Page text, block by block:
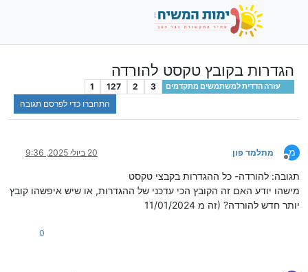
הגדרות בקובץ טקסט להורדה
עזרה הדדית למשתמשים מתקדמים 3
2
127
1
התחברו כדי לפרסם תגובה
מ
מנותק
מתלמד פון 20 ביולי 2025, 9:36
תגובה: להורדה- כל ההגדרות בקבצי טקסט
מישהו יודע האם זה הקובץ הכי עדכני של ההגדרות, או שיש איפשהו קובץ
יותר חדש להורדה? (זה מ 11/01/2024
0